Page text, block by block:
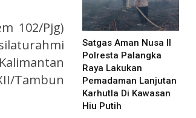
102/Pjg)
Tambun
Satgas Aman Nusa II
Polresta Palangka
Raya Lakukan
Pemadaman Lanjutan
Karhutla Di Kawasan
Hiu Putih